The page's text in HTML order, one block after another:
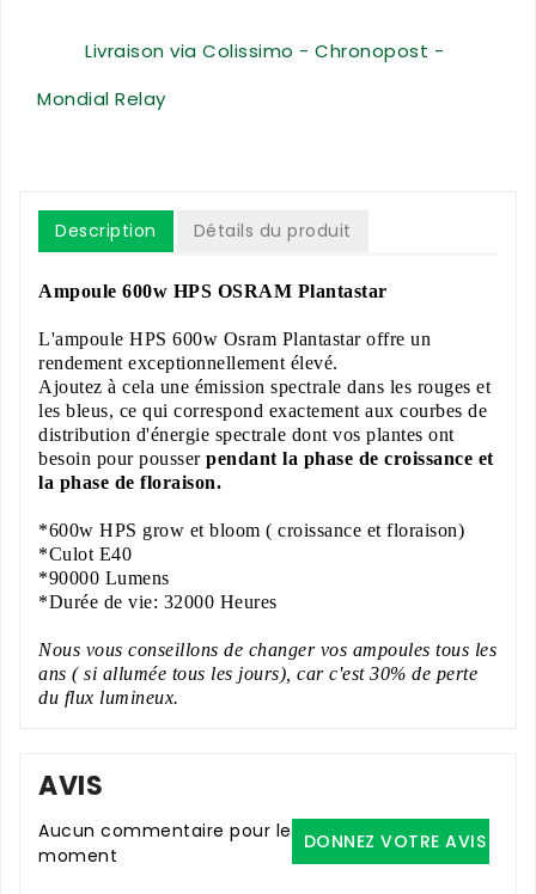
Livraison via Colissimo - Chronopost -
Mondial Relay
Description Détails du produit
Ampoule 600w HPS OSRAM Plantastar
L'ampoule HPS 600w Osram Plantastar offre un
rendement exceptionnellement élevé.
Ajoutez à cela une émission spectrale dans les rouges et
les bleus, ce qui correspond exactement aux courbes de
distribution d'énergie spectrale dont vos plantes ont
besoin pour pousser pendant la phase de croissance et
la phase de floraison.
*600w HPS grow et bloom ( croissance et floraison)
*Culot E40
*90000 Lumens
*Durée de vie: 32000 Heures
Nous vous conseillons de changer vos ampoules tous les
ans ( si allumée tous les jours), car c'est 30% de perte
du flux lumineux.
AVIS
DONNEZ VOTRE AVIS
Aucun commentaire pour le
moment